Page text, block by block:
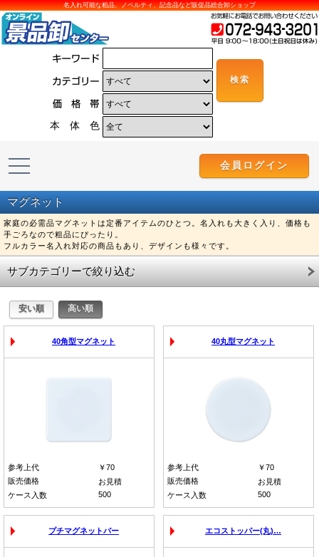
名入れ可能な粗品、ノベルティ、記念品など販促品総合卸ショップ
本 体 色
会員ログイン
マグネット
家庭の必需品マグネットは定番アイテムのひとつ。名入れも大きく入り、価格も
手ごろなので粗品にぴったり。
フルカラー名入れ対応の商品もあり、デザインも様々です。
サブカテゴリーで絞り込む
40角型マグネット
参考上代
￥70
販売価格
お見積
ケース入数
500
40丸型マグネット
参考上代
￥70
販売価格
お見積
ケース入数
500
プチマグネットバー エコストッパー(丸)…